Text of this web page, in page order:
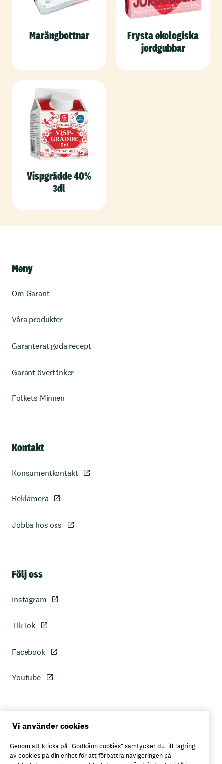
Marängbottnar
Frysta ekologiska
jordgubbar
Vispgrädde 40%
3dl
Meny
Om Garant
Våra produkter
Garanterat goda recept
Garant övertänker
Folkets Minnen
Kontakt
Konsumentkontakt
Reklamera
Jobba hos oss
Följ oss
Instagram
TikTok
Facebook
Youtube
Personuppgiftspolicy
Axfoods integritetspolicy
Vi använder cookies
Genom att klicka på "Godkänn cookies" samtycker du till lagring
av cookies på din enhet för att förbättra navigeringen på